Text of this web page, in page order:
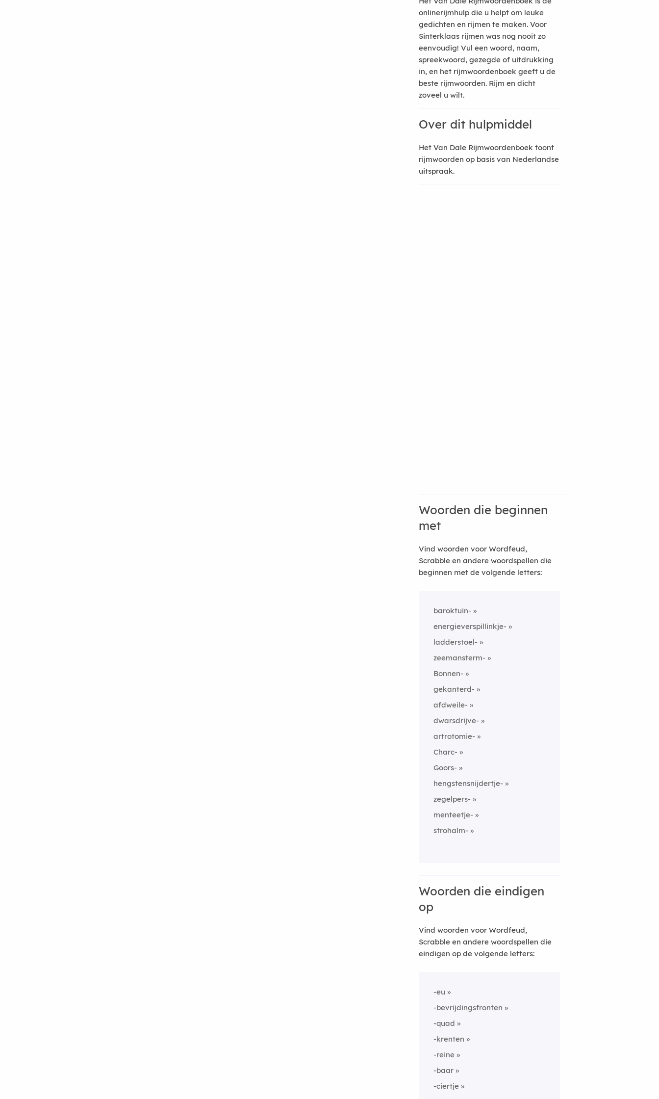
onlinerijmhulp die u helpt om leuke
gedichten en rijmen te maken. Voor
Sinterklaas rijmen was nog nooit zo
eenvoudig! Vul een woord, naam,
spreekwoord, gezegde of uitdrukking
in, en het rijmwoordenboek geeft u de
beste rijmwoorden. Rijm en dicht
zoveel u wilt.
Over dit hulpmiddel
Het Van Dale Rijmwoordenboek toont
rijmwoorden op basis van Nederlandse
uitspraak.
Woorden die beginnen
met
Vind woorden voor Wordfeud,
Scrabble en andere woordspellen die
beginnen met de volgende letters:
baroktuin-
energieverspillinkje-
ladderstoel-
zeemansterm-
Bonnen-
gekanterd-
afdweile-
dwarsdrijve-
artrotomie-
Charc-
Goors-
hengstensnijdertje-
zegelpers-
menteetje-
strohalm-
Woorden die eindigen
op
Vind woorden voor Wordfeud,
Scrabble en andere woordspellen die
eindigen op de volgende letters:
-eu
-bevrijdingsfronten
-quad
-krenten
-reine
-baar
-ciertje